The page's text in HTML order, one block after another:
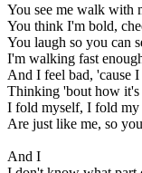
You see me walk with
You think I'm bold,
You laugh so you can
I'm walking fast
And I feel bad, 'cause
Thinking 'bout how
I fold myself, I fold my
Are just like me, so
And I